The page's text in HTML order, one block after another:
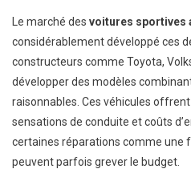
Le marché des voitures sportives
considérablement développé ces
constructeurs comme Toyota,
développer des modèles
raisonnables. Ces véhicules
sensations de conduite et coûts
certaines réparations comme une
peuvent parfois grever le budget.